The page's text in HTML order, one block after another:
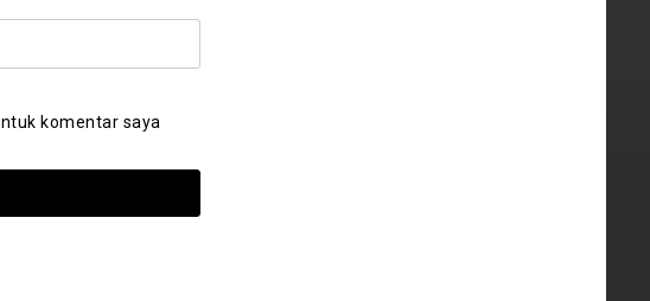
komentar saya